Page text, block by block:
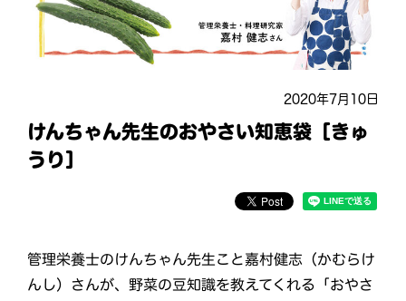
2020年7月10日
けんちゃん先生のおやさい知恵袋［きゅ
うり］
管理栄養士のけんちゃん先生こと嘉村健志（かむらけ
んし）さんが、野菜の豆知識を教えてくれる「おやさ